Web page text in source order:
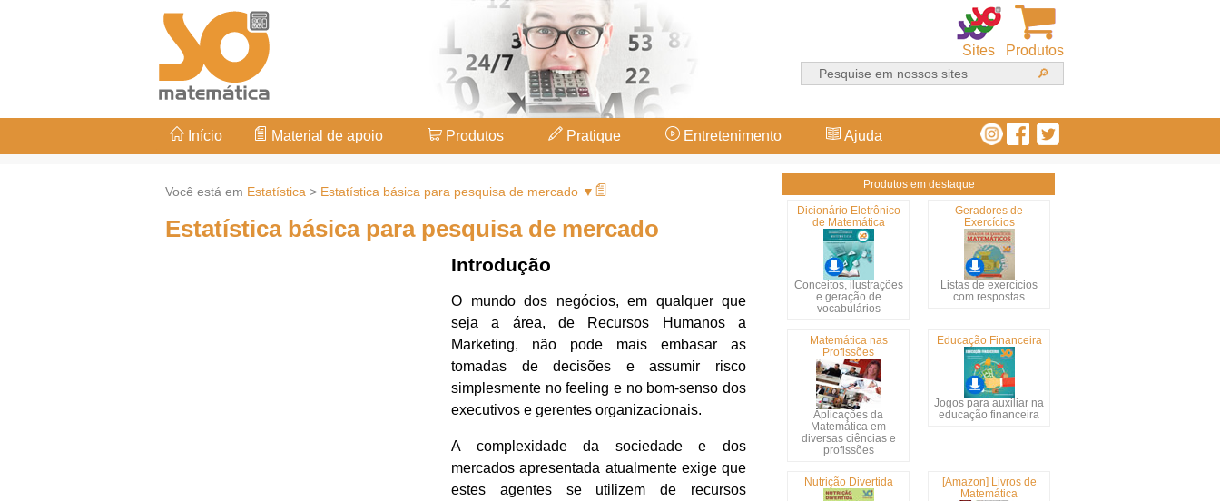
Produtos
Sites
Início Material de apoio Produtos Pratique Entretenimento Ajuda
Você está em Estatística > Estatística básica para pesquisa de mercado ▼
Estatística básica para pesquisa de mercado
Introdução
O mundo dos negócios, em qualquer que
seja a área, de Recursos Humanos a
Marketing, não pode mais embasar as
tomadas de decisões e assumir risco
simplesmente no feeling e no bom-senso dos
executivos e gerentes organizacionais.
A complexidade da sociedade e dos
mercados apresentada atualmente exige que
estes agentes se utilizem de recursos
Produtos em destaque
Dicionário Eletrônico
de Matemática
Conceitos, ilustrações
e geração de
vocabulários
Geradores de
Exercícios
Listas de exercícios
com respostas
Matemática nas
Profissões
Aplicações da
Matemática em
diversas ciências e
profissões
Educação Financeira
Jogos para auxiliar na
educação financeira
Nutrição Divertida
[Amazon] Livros de
Matemática